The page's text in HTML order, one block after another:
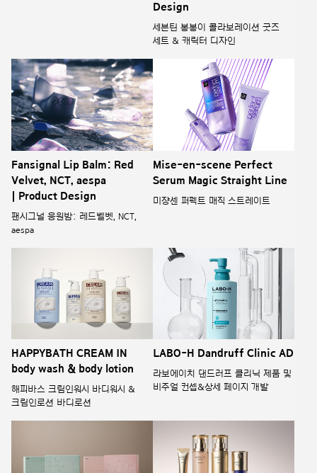
Design
세븐틴 봉봉이 콜라보레이션 굿즈
세트 & 캐릭터 디자인
Fansignal Lip Balm: Red
Velvet, NCT, aespa
| Product Design
팬시그널 응원밤: 레드벨벳, NCT,
aespa
Mise-en-scene Perfect
Serum Magic Straight Line
미쟝센 퍼펙트 매직 스트레이트
HAPPYBATH CREAM IN
body wash & body lotion
해피바스 크림인워시 바디워시 &
크림인로션 바디로션
LABO-H Dandruff Clinic AD
라보에이치 댄드러프 클리닉 제품 및
비주얼 컨셉&상세 페이지 개발